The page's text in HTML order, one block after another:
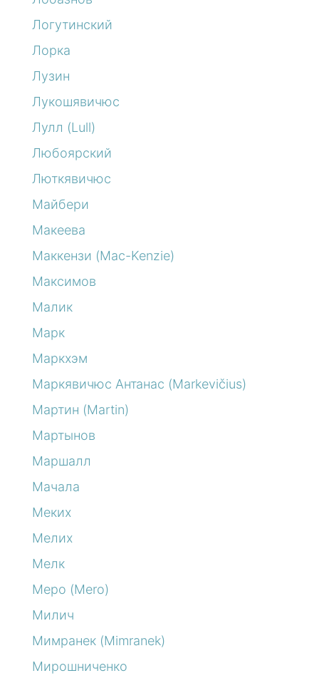
Логутинский
Лорка
Лузин
Лукошявичюс
Лулл (Lull)
Любоярский
Люткявичюс
Майбери
Макеева
Маккензи (Mac-Kenzie)
Максимов
Малик
Марк
Маркхэм
Маркявичюс Антанас (Markevičius)
Мартин (Martin)
Мартынов
Маршалл
Мачала
Меких
Мелих
Мелк
Меро (Mero)
Милич
Мимранек (Mimranek)
Мирошниченко